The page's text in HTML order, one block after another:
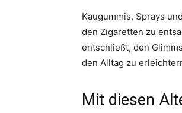
Kaugummis, Sprays
den Zigaretten zu
entschließt, den
den Alltag zu
Mit diesen